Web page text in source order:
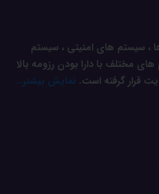
، سیستم های امنیتی ، سیستم
مختلف با دارا بودن رزومه بالا
قرار گرفته است. نمایش بیشتر...